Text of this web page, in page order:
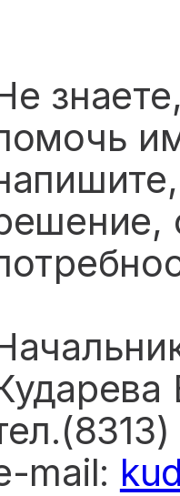
mail: